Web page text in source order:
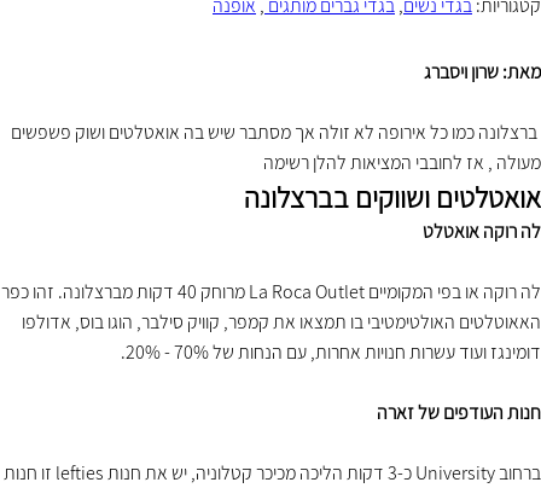
מאת: שרון ויסברג
ברצלונה כמו כל אירופה לא זולה אך מסתבר שיש בה אואטלטים ושוק פשפשים
מעולה , אז לחובבי המציאות להלן רשימה
אואטלטים ושווקים בברצלונה
לה רוקה אואטלט
לה רוקה או בפי המקומיים La Roca Outlet מרוחק 40 דקות מברצלונה. זהו כפר
האאוטלטים האולטימטיבי בו תמצאו את קמפר, קוויק סילבר, הוגו בוס, אדולפו
דומינגז ועוד עשרות חנויות אחרות, עם הנחות של 70% - 20%.
חנות העודפים של זארה
ברחוב University כ-3 דקות הליכה מכיכר קטלוניה, יש את חנות lefties זו חנות